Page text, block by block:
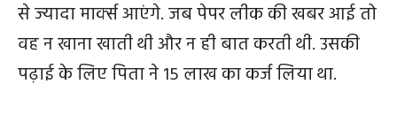
से ज्यादा मार्क्स आएंगे. जब पेपर लीक की खबर आई तो
वह न खाना खाती थी और न ही बात करती थी. उसकी
पढ़ाई के लिए पिता ने 15 लाख का कर्ज लिया था.